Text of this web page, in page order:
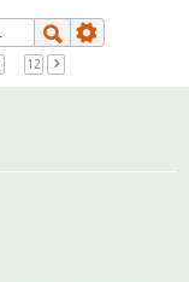
12